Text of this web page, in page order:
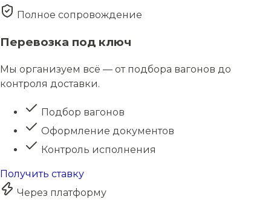
Полное сопровождение
Перевозка под ключ
Мы организуем всё — от подбора вагонов до
контроля доставки.
Подбор вагонов
Оформление документов
Контроль исполнения
Получить ставку
Через платформу